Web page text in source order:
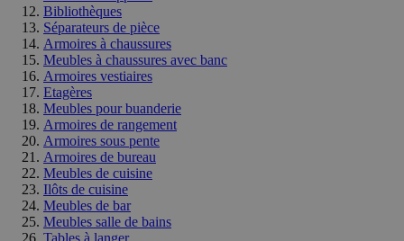
Bibliothèques
Séparateurs de pièce
Armoires à chaussures
Meubles à chaussures avec banc
Armoires vestiaires
Etagères
Meubles pour buanderie
Armoires de rangement
Armoires sous pente
Armoires de bureau
Meubles de cuisine
Ilôts de cuisine
Meubles de bar
Meubles salle de bains
Tables à langer